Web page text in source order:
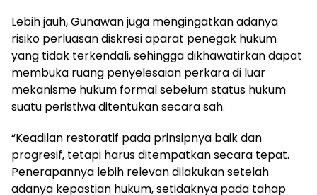
Lebih jauh, Gunawan juga mengingatkan adanya
risiko perluasan diskresi aparat penegak hukum
yang tidak terkendali, sehingga dikhawatirkan dapat
membuka ruang penyelesaian perkara di luar
mekanisme hukum formal sebelum status hukum
suatu peristiwa ditentukan secara sah.
“Keadilan restoratif pada prinsipnya baik dan
progresif, tetapi harus ditempatkan secara tepat.
Penerapannya lebih relevan dilakukan setelah
adanya kepastian hukum, setidaknya pada tahap